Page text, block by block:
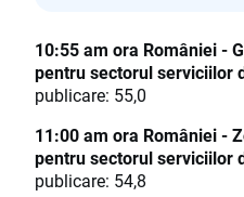
10:55 am ora României -
pentru sectorul serviciilor
publicare: 55,0
11:00 am ora României -
pentru sectorul serviciilor
publicare: 54,8